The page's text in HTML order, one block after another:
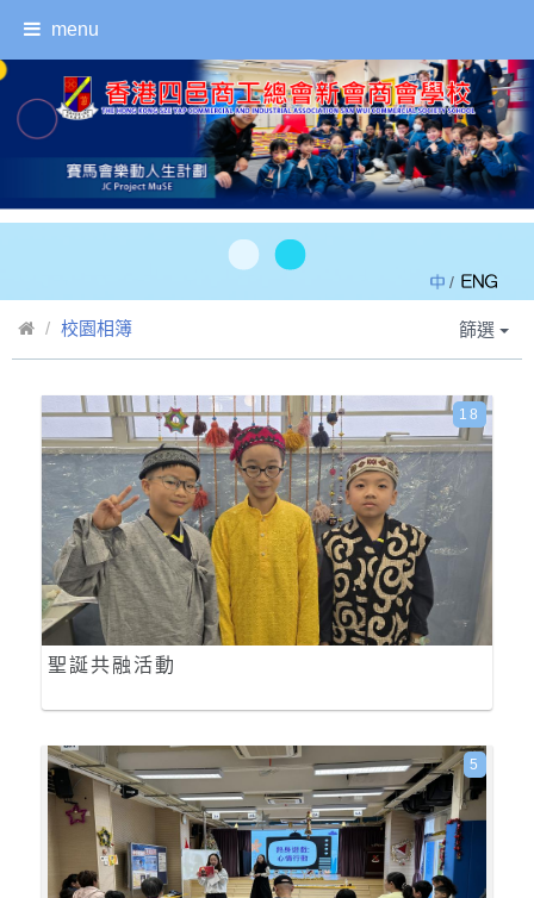
menu
/
校園相簿 篩選
聖誕共融活動
18
5